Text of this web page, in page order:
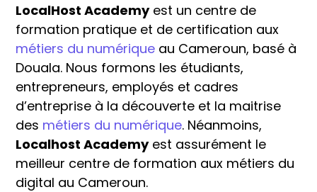
LocalHost Academyest un centre de
formation pratique et de certification aux
métiers du numérique au Cameroun, basé à
Douala. Nous formons les étudiants,
entrepreneurs, employés et cadres
d’entreprise à la découverte et la maitrise
des métiers du numérique. Néanmoins,
Localhost Academyest assurément le
meilleur centre de formation aux métiers du
digital au Cameroun.